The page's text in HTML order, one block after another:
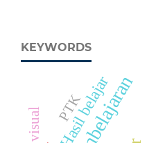
KEYWORDS
Hasil belajar
PTK